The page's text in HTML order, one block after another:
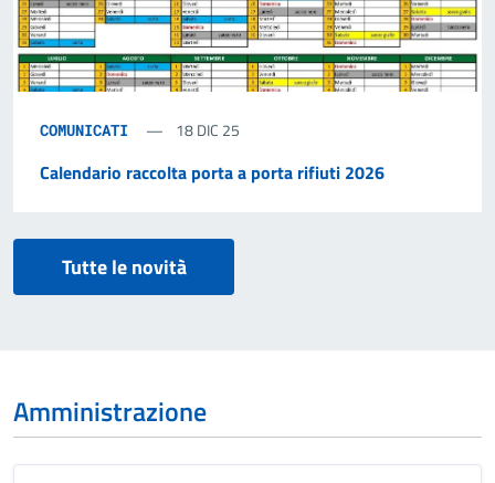
COMUNICATI 18 DIC 25
Calendario raccolta porta a porta rifiuti 2026
Tutte le novità
Amministrazione